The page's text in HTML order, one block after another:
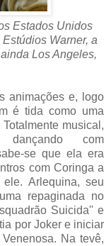
Estados Unidos
Warner, a
Los Angeles,
animações e, logo
é tida como uma
musical,
com
se que ela era
com Coringa a
Arlequina, seu
repaginada no
Suicida'' e
por Joker e iniciar
Na tevê,